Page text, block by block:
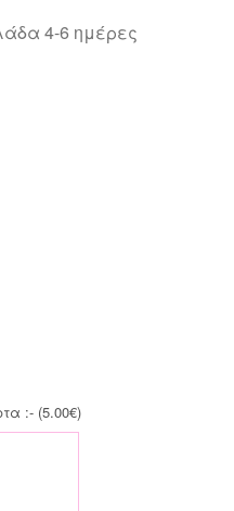
4-6 ημέρες
:- (5.00€)